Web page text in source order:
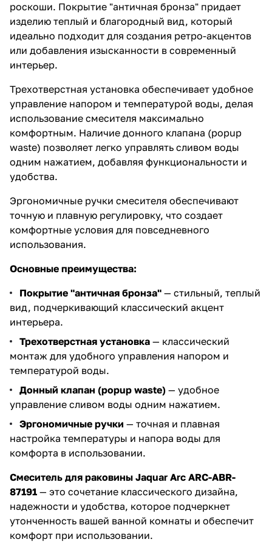
роскоши. Покрытие "античная бронза" придает
изделию теплый и благородный вид, который
идеально подходит для создания ретро-акцентов
или добавления изысканности в современный
интерьер.
Трехотверстная установка обеспечивает удобное
управление напором и температурой воды, делая
использование смесителя максимально
комфортным. Наличие донного клапана (popup
waste) позволяет легко управлять сливом воды
одним нажатием, добавляя функциональности и
удобства.
Эргономичные ручки смесителя обеспечивают
точную и плавную регулировку, что создает
комфортные условия для повседневного
использования.
Основные преимущества:
Покрытие "античная бронза" — стильный, теплый
вид, подчеркивающий классический акцент
интерьера.
Трехотверстная установка — классический
монтаж для удобного управления напором и
температурой воды.
Донный клапан (popup waste) — удобное
управление сливом воды одним нажатием.
Эргономичные ручки — точная и плавная
настройка температуры и напора воды для
комфорта в использовании.
Смеситель для раковины Jaquar Arc ARC-ABR-
87191 — это сочетание классического дизайна,
надежности и удобства, которое подчеркнет
утонченность вашей ванной комнаты и обеспечит
комфорт при использовании.